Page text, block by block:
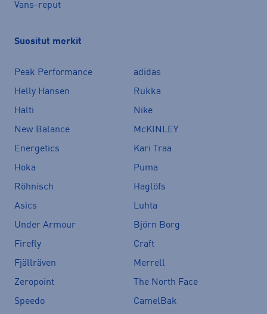
Vans-reput
Suositut merkit
Peak Performance
adidas
Helly Hansen
Rukka
Halti
Nike
New Balance
McKINLEY
Energetics
Kari Traa
Hoka
Puma
Röhnisch
Haglöfs
Asics
Luhta
Under Armour
Björn Borg
Firefly
Craft
Fjällräven
Merrell
Zeropoint
The North Face
Speedo
CamelBak